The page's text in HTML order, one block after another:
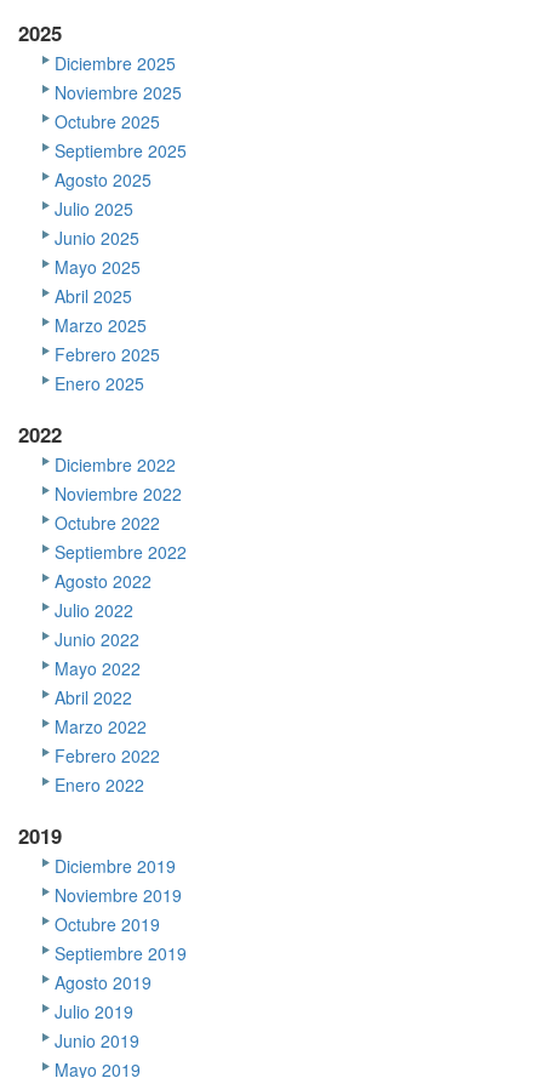
2025
Diciembre 2025
Noviembre 2025
Octubre 2025
Septiembre 2025
Agosto 2025
Julio 2025
Junio 2025
Mayo 2025
Abril 2025
Marzo 2025
Febrero 2025
Enero 2025
2022
Diciembre 2022
Noviembre 2022
Octubre 2022
Septiembre 2022
Agosto 2022
Julio 2022
Junio 2022
Mayo 2022
Abril 2022
Marzo 2022
Febrero 2022
Enero 2022
2019
Diciembre 2019
Noviembre 2019
Octubre 2019
Septiembre 2019
Agosto 2019
Julio 2019
Junio 2019
Mayo 2019